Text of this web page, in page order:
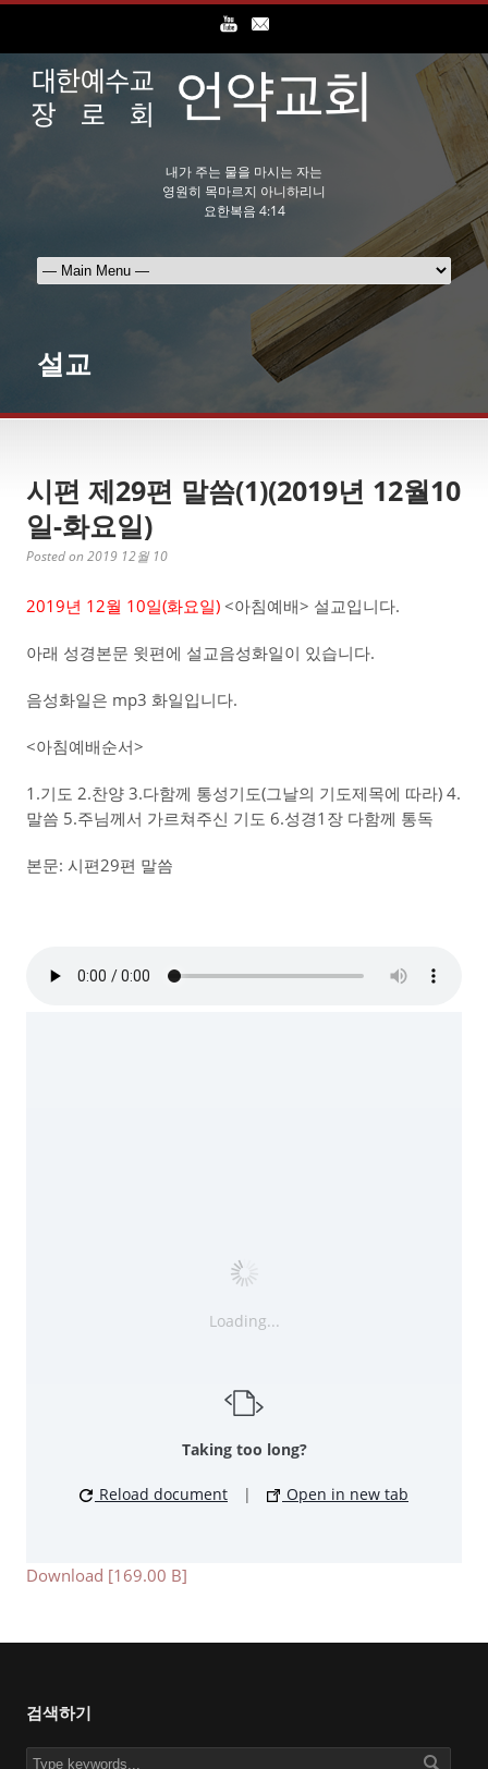
내가 주는 물을 마시는 자는
영원히 목마르지 아니하리니
요한복음 4:14
설교
시편 제29편 말씀(1)(2019년 12월10
일-화요일)
Posted on 2019 12월 10
2019년 12월 10일(화요일) <아침예배> 설교입니다.
아래 성경본문 윗편에 설교음성화일이 있습니다.
음성화일은 mp3 화일입니다.
<아침예배순서>
1.기도 2.찬양 3.다함께 통성기도(그날의 기도제목에 따라) 4.
말씀 5.주님께서 가르쳐주신 기도 6.성경1장 다함께 통독
본문: 시편29편 말씀
Loading...
Taking too long?
Reload document | Open in new tab
Download [169.00 B]
검색하기